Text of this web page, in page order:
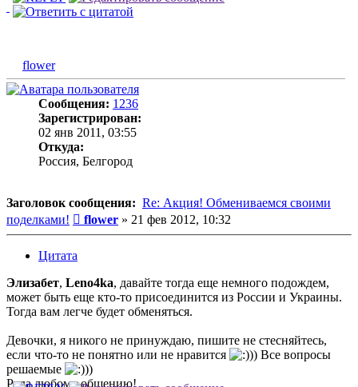
flower
Сообщения: 1236
Зарегистрирован:
02 янв 2011, 03:55
Откуда:
Россия, Белгород
Заголовок сообщения: Re: Акция! Обмениваемся своими
поделками!
Сообщение
flower » 21 фев 2012, 10:32
Цитата
Элизабет, Leno4ka, давайте тогда еще немного подождем,
может быть еще кто-то присоединится из России и Украины.
Тогда вам легче будет обменяться.
Девочки, я никого не принуждаю, пишите не стесняйтесь,
если что-то не понятно или не нравится
)) Все вопросы
решаемые
))
Рада любому общению!